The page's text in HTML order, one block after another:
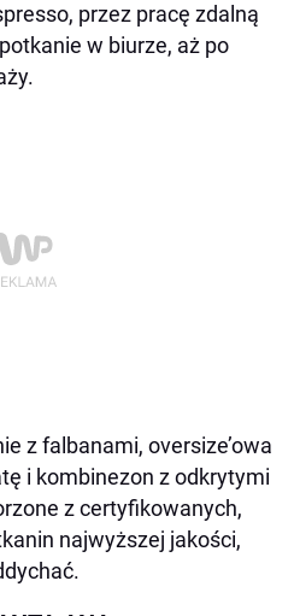
przez pracę zdalną
w biurze, aż po
z falbanami, oversize’owa
i kombinezon z odkrytymi
z certyfikowanych,
najwyższej jakości,